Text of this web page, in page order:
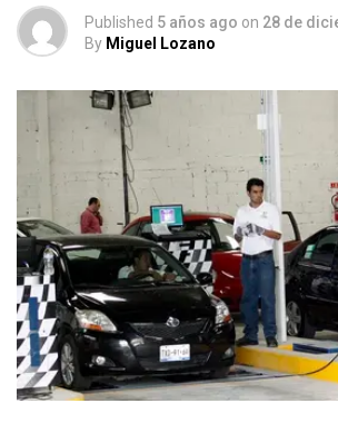
Published 5 años ago on 28 de
By Miguel Lozano